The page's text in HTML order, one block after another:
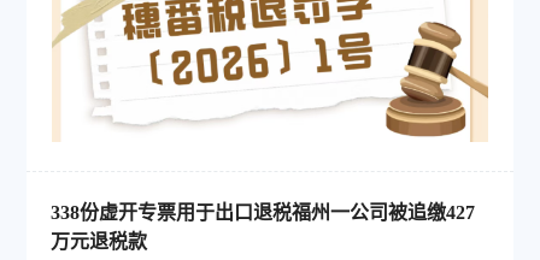
338份虚开专票用于出口退税福州一公司被追缴427
万元退税款